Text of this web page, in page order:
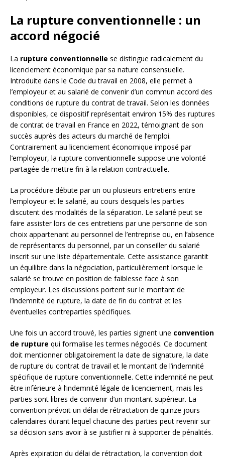
La rupture conventionnelle : un
accord négocié
La rupture conventionnelle se distingue radicalement du
licenciement économique par sa nature consensuelle.
Introduite dans le Code du travail en 2008, elle permet à
l’employeur et au salarié de convenir d’un commun accord des
conditions de rupture du contrat de travail. Selon les données
disponibles, ce dispositif représentait environ 15% des ruptures
de contrat de travail en France en 2022, témoignant de son
succès auprès des acteurs du marché de l’emploi.
Contrairement au licenciement économique imposé par
l’employeur, la rupture conventionnelle suppose une volonté
partagée de mettre fin à la relation contractuelle.
La procédure débute par un ou plusieurs entretiens entre
l’employeur et le salarié, au cours desquels les parties
discutent des modalités de la séparation. Le salarié peut se
faire assister lors de ces entretiens par une personne de son
choix appartenant au personnel de l’entreprise ou, en l’absence
de représentants du personnel, par un conseiller du salarié
inscrit sur une liste départementale. Cette assistance garantit
un équilibre dans la négociation, particulièrement lorsque le
salarié se trouve en position de faiblesse face à son
employeur. Les discussions portent sur le montant de
l’indemnité de rupture, la date de fin du contrat et les
éventuelles contreparties spécifiques.
Une fois un accord trouvé, les parties signent une convention
de rupture qui formalise les termes négociés. Ce document
doit mentionner obligatoirement la date de signature, la date
de rupture du contrat de travail et le montant de l’indemnité
spécifique de rupture conventionnelle. Cette indemnité ne peut
être inférieure à l’indemnité légale de licenciement, mais les
parties sont libres de convenir d’un montant supérieur. La
convention prévoit un délai de rétractation de quinze jours
calendaires durant lequel chacune des parties peut revenir sur
sa décision sans avoir à se justifier ni à supporter de pénalités.
Après expiration du délai de rétractation, la convention doit